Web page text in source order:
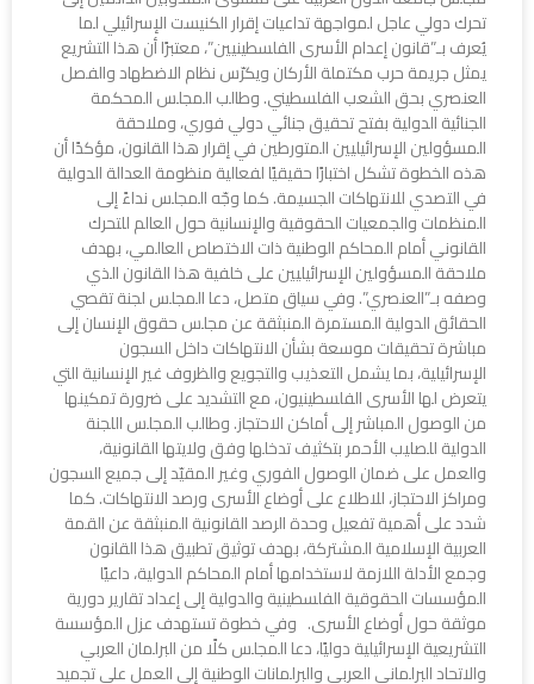
تحرك دولي عاجل لمواجهة تداعيات إقرار الكنيست الإسرائيلي لما
يُعرف بـ”قانون إعدام الأسرى الفلسطينيين”، معتبرًا أن هذا التشريع
يمثل جريمة حرب مكتملة الأركان ويكرّس نظام الاضطهاد والفصل
العنصري بحق الشعب الفلسطيني. وطالب المجلس المحكمة
الجنائية الدولية بفتح تحقيق جنائي دولي فوري، وملاحقة
المسؤولين الإسرائيليين المتورطين في إقرار هذا القانون، مؤكدًا أن
هذه الخطوة تشكل اختبارًا حقيقيًا لفعالية منظومة العدالة الدولية
في التصدي للانتهاكات الجسيمة. كما وجّه المجلس نداءً إلى
المنظمات والجمعيات الحقوقية والإنسانية حول العالم للتحرك
القانوني أمام المحاكم الوطنية ذات الاختصاص العالمي، بهدف
ملاحقة المسؤولين الإسرائيليين على خلفية هذا القانون الذي
وصفه بـ”العنصري”. وفي سياق متصل، دعا المجلس لجنة تقصي
الحقائق الدولية المستمرة المنبثقة عن مجلس حقوق الإنسان إلى
مباشرة تحقيقات موسعة بشأن الانتهاكات داخل السجون
الإسرائيلية، بما يشمل التعذيب والتجويع والظروف غير الإنسانية التي
يتعرض لها الأسرى الفلسطينيون، مع التشديد على ضرورة تمكينها
من الوصول المباشر إلى أماكن الاحتجاز. وطالب المجلس اللجنة
الدولية للصليب الأحمر بتكثيف تدخلها وفق ولايتها القانونية،
والعمل على ضمان الوصول الفوري وغير المقيّد إلى جميع السجون
ومراكز الاحتجاز، للاطلاع على أوضاع الأسرى ورصد الانتهاكات. كما
شدد على أهمية تفعيل وحدة الرصد القانونية المنبثقة عن القمة
العربية الإسلامية المشتركة، بهدف توثيق تطبيق هذا القانون
وجمع الأدلة اللازمة لاستخدامها أمام المحاكم الدولية، داعيًا
المؤسسات الحقوقية الفلسطينية والدولية إلى إعداد تقارير دورية
موثقة حول أوضاع الأسرى. وفي خطوة تستهدف عزل المؤسسة
التشريعية الإسرائيلية دوليًا، دعا المجلس كلًا من البرلمان العربي
والاتحاد البرلماني العربي والبرلمانات الوطنية إلى العمل على تجميد